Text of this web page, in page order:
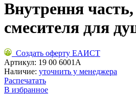
Внутрення
смесителя для
Создать оферту ЕАИСТ
Артикул: 19 00 6001A
Наличие: уточнить у менеджера
Распечатать
В избранное